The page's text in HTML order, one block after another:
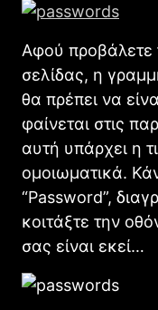
Αφού προβάλετε
σελίδας, η
θα πρέπει να
φαίνεται στις
αυτή υπάρχει η
ομοιωματικά.
“Password”,
κοιτάξτε την
σας είναι εκεί…